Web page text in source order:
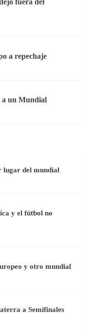
fuera del
a repechaje
a un Mundial
lugar del mundial
y el fútbol no
y otro mundial
a Semifinales